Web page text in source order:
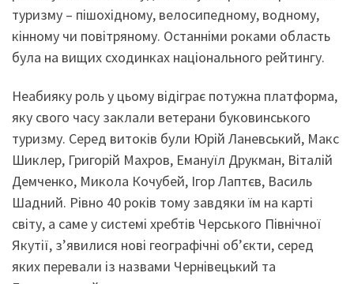
туризму – пішохідному, велосипедному, водному,
кінному чи повітряному. Останніми роками область
була на вищих сходинках національного рейтингу.
Неабияку роль у цьому відіграє потужна платформа,
яку свого часу заклали ветерани буковинського
туризму. Серед витоків були Юрій Ланевський, Макс
Шиклер, Григорій Махров, Емануїл Друкман, Віталій
Демченко, Микола Кочубей, Ігор Лаптєв, Василь
Шадний. Рівно 40 років тому завдяки їм на карті
світу, а саме у системі хребтів Черського Північної
Якутії, з’явилися нові географічні об’єкти, серед
яких перевали із назвами Чернівецький та